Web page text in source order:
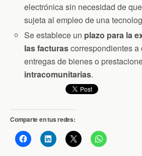
electrónica sin necesidad de
sujeta al empleo de una
Se establece un plazo para la
las facturascorrespondientes a
entregas de bienes o
intracomunitarias.
Comparte en tus redes: